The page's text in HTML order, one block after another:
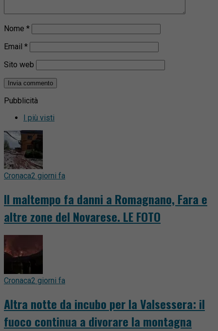
Nome *
Email *
Sito web
Pubblicità
I più visti
Cronaca2 giorni fa
Il maltempo fa danni a Romagnano, Fara e
altre zone del Novarese. LE FOTO
Cronaca2 giorni fa
Altra notte da incubo per la Valsessera: il
fuoco continua a divorare la montagna